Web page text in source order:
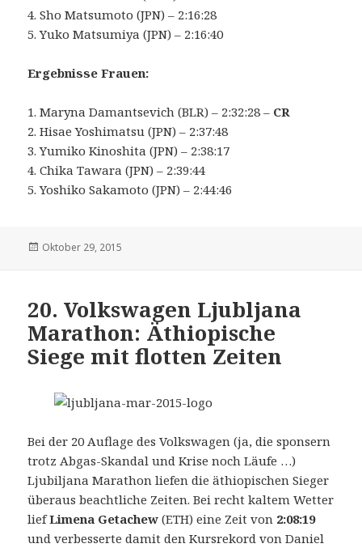
4. Sho Matsumoto (JPN) – 2:16:28
5. Yuko Matsumiya (JPN) – 2:16:40
Ergebnisse Frauen:
1. Maryna Damantsevich (BLR) – 2:32:28 – CR
2. Hisae Yoshimatsu (JPN) – 2:37:48
3. Yumiko Kinoshita (JPN) – 2:38:17
4. Chika Tawara (JPN) – 2:39:44
5. Yoshiko Sakamoto (JPN) – 2:44:46
Veröffentlicht
Oktober 29, 2015
20. Volkswagen Ljubljana
Marathon: Äthiopische
Siege mit flotten Zeiten
Bei der 20 Auflage des Volkswagen (ja, die sponsern
trotz Abgas-Skandal und Krise noch Läufe …)
Ljubiljana Marathon liefen die äthiopischen Sieger
überaus beachtliche Zeiten. Bei recht kaltem Wetter
liefLimena Getachew (ETH) eine Zeit von 2:08:19
und verbesserte damit den Kursrekord von Daniel